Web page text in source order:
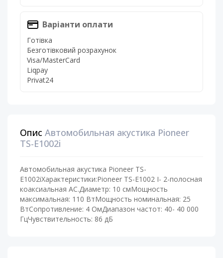
Варіанти оплати
Готівка
Безготівковий розрахунок
Visa/MasterCard
Liqpay
Privat24
Опис Автомобильная акустика Pioneer
TS-E1002i
Автомобильная акустика Pioneer TS-
E1002iХарактеристики:Pioneer TS-E1002 I- 2-полосная
коаксиальная АС.Диаметр: 10 смМощность
максимальная: 110 ВтМощность номинальная: 25
ВтСопротивление: 4 ОмДиапазон частот: 40- 40 000
ГцЧувствительность: 86 дБ